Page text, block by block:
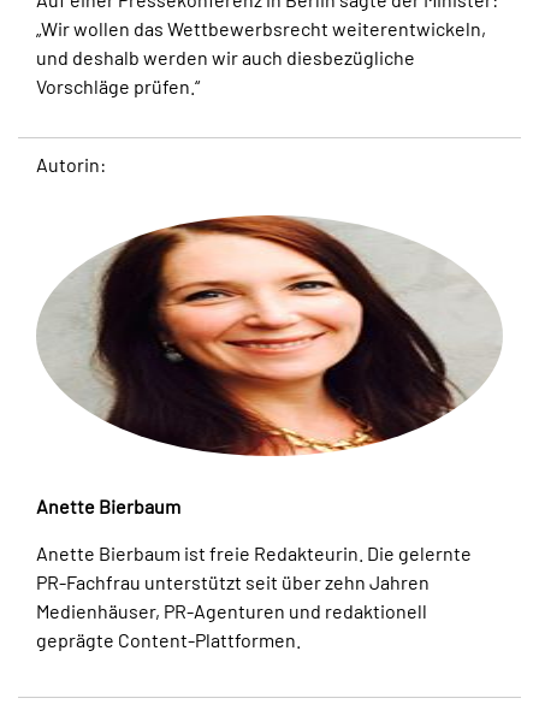
„Wir wollen das Wettbewerbsrecht weiterentwickeln,
und deshalb werden wir auch diesbezügliche
Vorschläge prüfen.“
Autorin:
Anette Bierbaum
Anette Bierbaum ist freie Redakteurin. Die gelernte
PR-Fachfrau unterstützt seit über zehn Jahren
Medienhäuser, PR-Agenturen und redaktionell
geprägte Content-Plattformen.